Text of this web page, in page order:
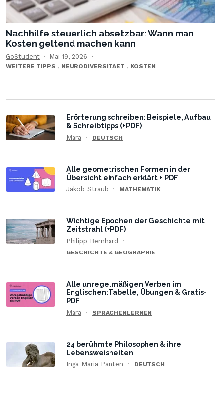
Nachhilfe steuerlich absetzbar: Wann man
Kosten geltend machen kann
GoStudent Mai 19, 2026
WEITERE TIPPS , NEURODIVERSITAET , KOSTEN
Erörterung schreiben: Beispiele, Aufbau
& Schreibtipps (+PDF)
Mara DEUTSCH
Alle geometrischen Formen in der
Übersicht einfach erklärt + PDF
Jakob Straub MATHEMATIK
Wichtige Epochen der Geschichte mit
Zeitstrahl (+PDF)
Philipp Bernhard
GESCHICHTE & GEOGRAPHIE
Alle unregelmäßigen Verben im
Englischen:Tabelle, Übungen & Gratis-
PDF
Mara SPRACHENLERNEN
24 berühmte Philosophen & ihre
Lebensweisheiten
Inga Maria Panten DEUTSCH